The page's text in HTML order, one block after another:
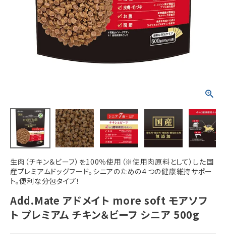
ログイン person 新規会員登録
生肉（チキン＆ビーフ）を100％使用（※使用肉原料として）した国
産プレミアムドッグフード。シニアのための４つの健康維持サポー
ト。便利な分包タイプ！
Add.Mate アドメイト more soft モアソフ
ト プレミアム チキン＆ビーフ シニア 500g